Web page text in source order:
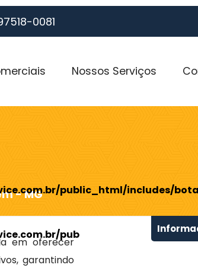
0081
Nossos Serviços
- MG
public_html/includes/
public_html/includes/
em oferecer
garantindo